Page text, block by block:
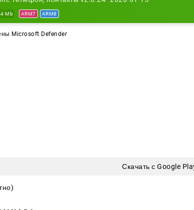
Mb ARM7 ARM8
Microsoft Defender
Скачать с Google